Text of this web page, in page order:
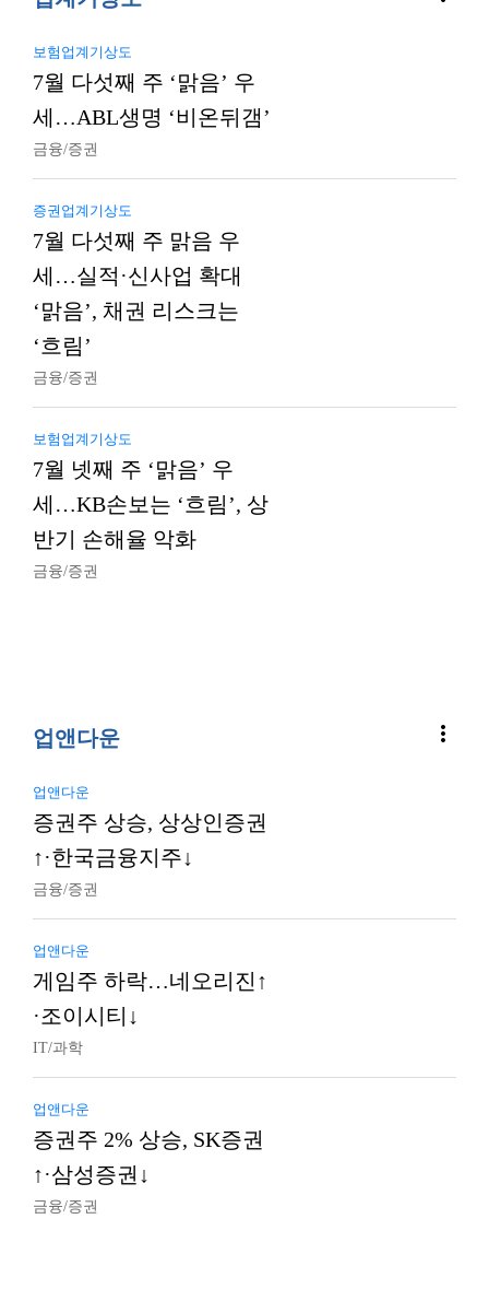
보험업계기상도
7월 다섯째 주 ‘맑음’ 우
세…ABL생명 ‘비온뒤갬’
금융/증권
증권업계기상도
7월 다섯째 주 맑음 우
세…실적·신사업 확대
‘맑음’, 채권 리스크는
‘흐림’
금융/증권
보험업계기상도
7월 넷째 주 ‘맑음’ 우
세…KB손보는 ‘흐림’, 상
반기 손해율 악화
금융/증권
업앤다운 more_vert
업앤다운
증권주 상승, 상상인증권
↑·한국금융지주↓
금융/증권
업앤다운
게임주 하락…네오리진↑
·조이시티↓
IT/과학
업앤다운
증권주 2% 상승, SK증권
↑·삼성증권↓
금융/증권